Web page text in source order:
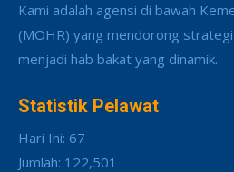
Kami adalah agensi di bawah
(MOHR) yang mendorong
menjadi hab bakat yang dinamik.
Statistik Pelawat
Hari Ini: 67
Jumlah: 122,501